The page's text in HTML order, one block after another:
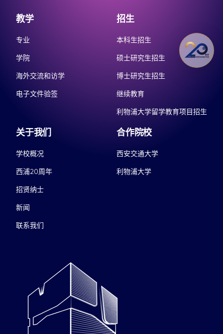
教学
专业
学院
海外交流和访学
电子文件验签
招生
本科生招生
硕士研究生招生
博士研究生招生
继续教育
利物浦大学留学教育项目招生
关于我们
学校概况
西浦20周年
招贤纳士
新闻
联系我们
合作院校
西安交通大学
利物浦大学